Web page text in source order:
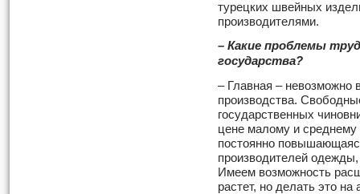
турецких швейных
производителями.
– Какие проблемы
государства?
– Главная – невозможно
производства.
государственных
цене малому и среднему
постоянно
производителей
Имеем возможность
растет, но делать это